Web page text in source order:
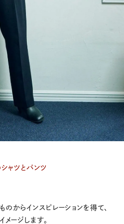
シャツとパンツ
からインスピレーションを得て、
メージします。